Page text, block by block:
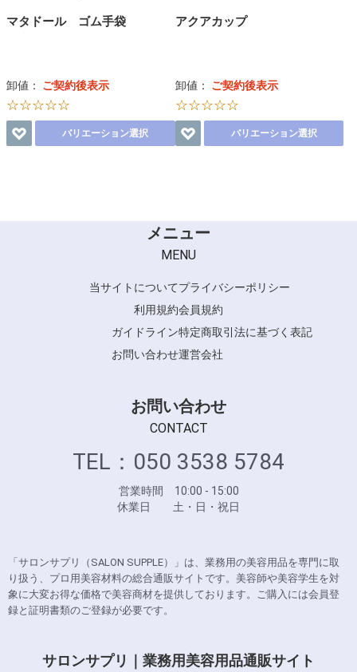
マタドール ゴム手袋
卸値： ご契約後表示
☆☆☆☆☆
バリエーション選択
アクアカップ
卸値： ご契約後表示
☆☆☆☆☆
バリエーション選択
メニュー
MENU
当サイトについてプライバシーポリシー
利用規約会員規約
ガイドライン特定商取引法に基づく表記
お問い合わせ運営会社
お問い合わせ
CONTACT
TEL：050 3538 5784
営業時間 10:00 - 15:00
休業日 土・日・祝日
「サロンサプリ（SALON SUPPLE）」は、業務用の美容用品を専門に取
り扱う、プロ用美容材料の総合通販サイトです。美容師や美容学生を対
象に大変お得な価格で美容商材を提供しております。ご購入には会員登
録と証明書類のご登録が必要です。
サロンサプリ｜業務用美容用品通販サイト